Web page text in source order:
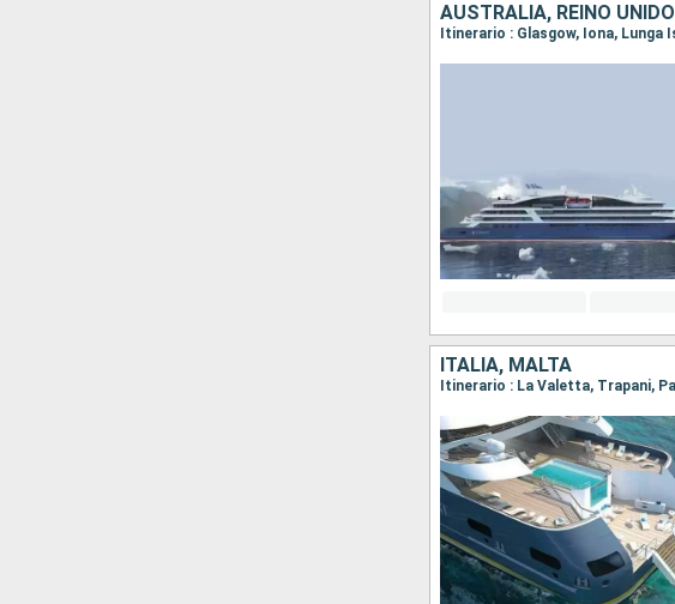
AUSTRALIA, REINO UNIDO
ITALIA, MALTA